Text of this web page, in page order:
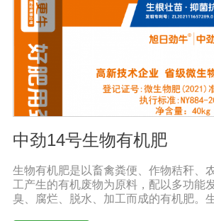
中劲14号生物有机肥
生物有机肥是以畜禽粪便、作物秸秆、
工产生的有机废物为原料，配以多功能
臭、腐烂、脱水、加工而成的有机肥。